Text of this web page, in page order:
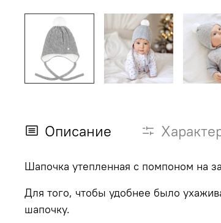
Описание
Шапочка утепленная с помпоном на
Для того, чтобы удобнее было
шапочку.